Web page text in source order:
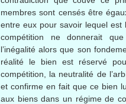
membres sont censés être
entre euxpour savoir lequel est
compétition ne donnerait que
l’inégalité alors que son
réalité le bien est réservé
compétition , la neutralité de
et confirme en fait que ce bien
aux biens dans un régimede